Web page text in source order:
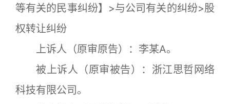
等有关的民事纠纷】>与公司有关的纠纷>股
权转让纠纷
上诉人（原审原告）：李某A。
被上诉人（原审被告）：浙江思哲网络
科技有限公司。